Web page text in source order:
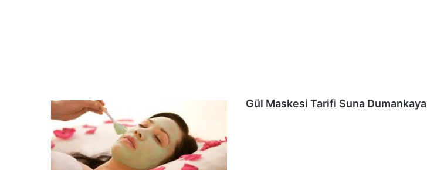
Gül Maskesi Tarifi Suna Dumankaya